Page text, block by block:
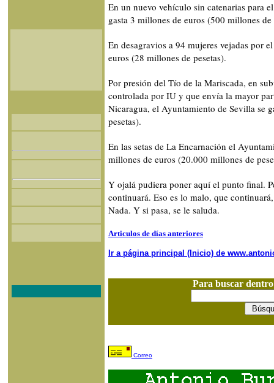
En un nuevo vehículo sin catenarias para
gasta 3 millones de euros (500 millones de
En desagravios a 94 mujeres vejadas por
euros (28 millones de pesetas).
Por presión del Tío de la Mariscada, en
controlada por IU y que envía la mayor
Nicaragua, el Ayuntamiento de Sevilla se
pesetas).
En las setas de La Encarnación el
millones de euros (20.000 millones de
Y ojalá pudiera poner aquí el punto final.
continuará. Eso es lo malo, que
Nada. Y si pasa, se le saluda.
Articulos de días anteriores
Ir a página principal (Inicio) de
Para buscar
Correo